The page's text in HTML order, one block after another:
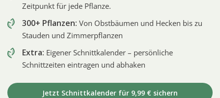
Zeitpunkt für jede Pflanze.
300+ Pflanzen: Von Obstbäumen und Hecken bis zu
Stauden und Zimmerpflanzen
Extra: Eigener Schnittkalender – persönliche
Schnittzeiten eintragen und abhaken
Jetzt Schnittkalender für 9,99 € sichern